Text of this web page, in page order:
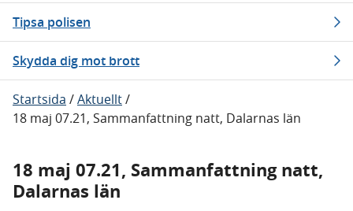
Tipsa polisen
Skydda dig mot brott
Startsida /Aktuellt/
18 maj 07.21, Sammanfattning natt, Dalarnas län
18 maj 07.21, Sammanfattning natt,
Dalarnas län